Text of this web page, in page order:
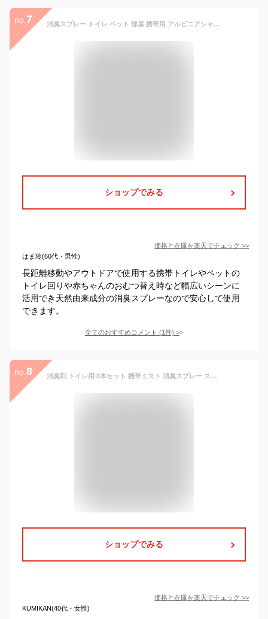
no. 7 消臭スプレー トイレ ペット 部屋 携帯用 アルピニアシャワー 100ml×5本 アロマ ハーブ 月桃 日本月桃 沖縄お土産
ショップでみる
価格と在庫を楽天でチェック >>
はま玲(60代・男性)
長距離移動やアウトドアで使用する携帯トイレやペットの
トイレ回りや赤ちゃんのおむつ替え時など幅広いシーンに
活用でき天然由来成分の消臭スプレーなので安心して使用
できます。
全てのおすすめコメント (1件) >
no. 8 消臭剤 トイレ用 8本セット 携帯ミスト 消臭スプレー スプレー 匂い 臭い におい消し エステー 消臭力 気くばり女子のトイレミスト エアリーサボンの香り 日本製 エチケット ミニボトル 携帯用 スティック 持ち運び 小さい お買い物マラソン 送料無料 ポイント消化 clean
ショップでみる
価格と在庫を楽天でチェック >>
KUMIKAN(40代・女性)